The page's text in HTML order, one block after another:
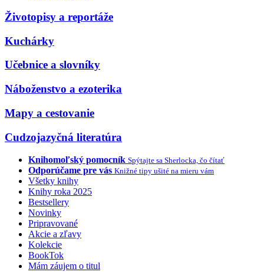
Životopisy a reportáže
Kuchárky
Učebnice a slovníky
Náboženstvo a ezoterika
Mapy a cestovanie
Cudzojazyčná literatúra
Knihomoľský pomocník Spýtajte sa Sherlocka, čo čítať
Odporúčame pre vás Knižné tipy ušité na mieru vám
Všetky knihy
Knihy roka 2025
Bestsellery
Novinky
Pripravované
Akcie a zľavy
Kolekcie
BookTok
Mám záujem o titul